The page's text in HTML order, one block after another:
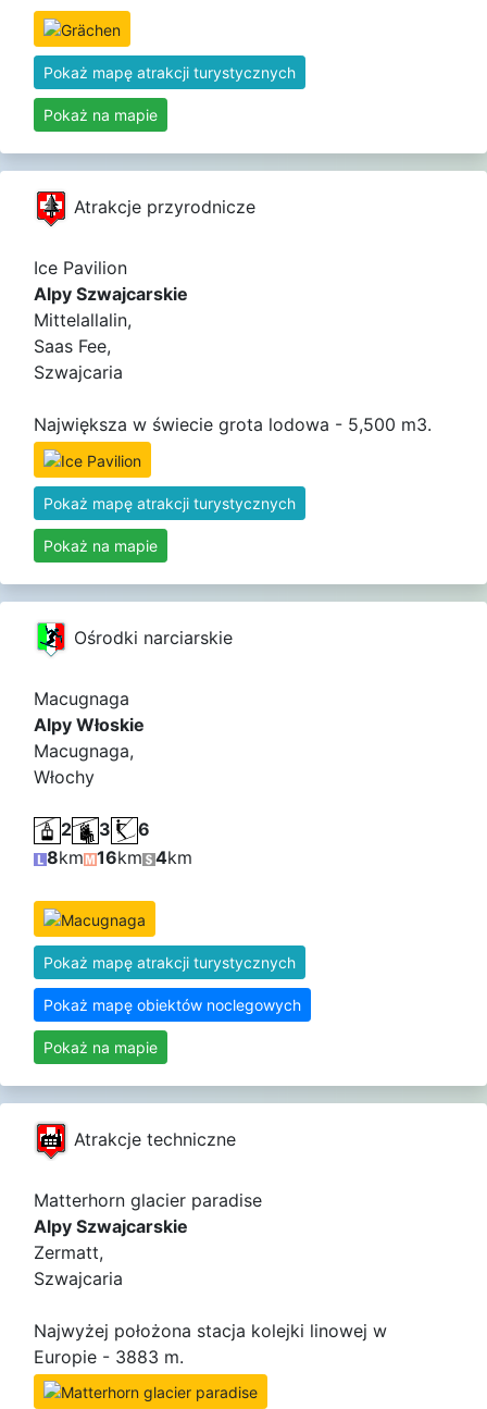
Pokaż mapę atrakcji turystycznych
Pokaż na mapie
Atrakcje przyrodnicze
Ice Pavilion
Alpy Szwajcarskie
Mittelallalin,
Saas Fee,
Szwajcaria
Największa w świecie grota lodowa - 5,500 m3.
Pokaż mapę atrakcji turystycznych
Pokaż na mapie
Ośrodki narciarskie
Macugnaga
Alpy Włoskie
Macugnaga,
Włochy
2 3
6
8km 16km 4km
Pokaż mapę atrakcji turystycznych
Pokaż mapę obiektów noclegowych
Pokaż na mapie
Atrakcje techniczne
Matterhorn glacier paradise
Alpy Szwajcarskie
Zermatt,
Szwajcaria
Najwyżej położona stacja kolejki linowej w
Europie - 3883 m.